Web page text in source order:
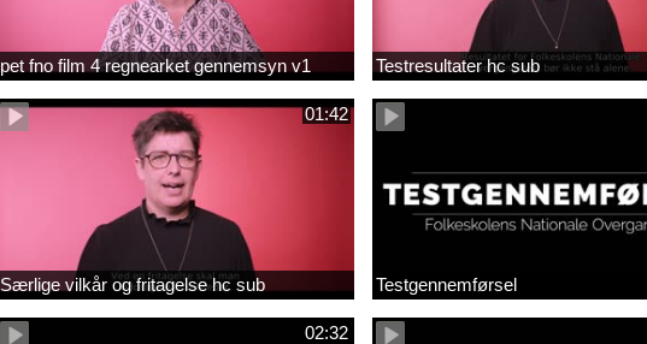
pet fno film 4 regnearket gennemsyn v1 Testresultater hc sub
01:42
Særlige vilkår og fritagelse hc sub Testgennemførsel
02:32